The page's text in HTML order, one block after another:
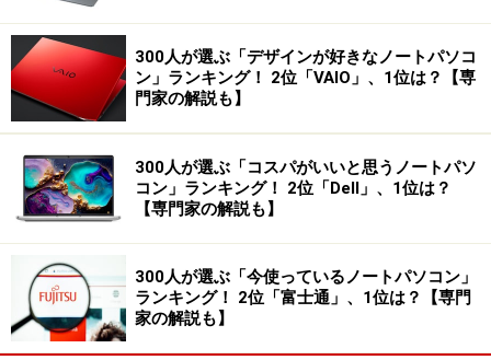
300人が選ぶ「デザインが好きなノートパソコ
ン」ランキング！ 2位「VAIO」、1位は？【専
門家の解説も】
300人が選ぶ「コスパがいいと思うノートパソ
コン」ランキング！ 2位「Dell」、1位は？
【専門家の解説も】
300人が選ぶ「今使っているノートパソコン」
ランキング！ 2位「富士通」、1位は？【専門
家の解説も】